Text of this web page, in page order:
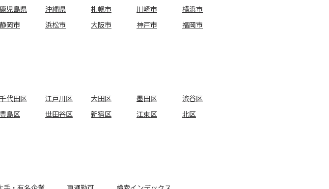
鹿児島県 沖縄県 札幌市 川崎市
横浜市
静岡市 浜松市 大阪市 神戸市
福岡市
千代田区 江戸川区 大田区 墨田区
渋谷区
豊島区 世田谷区 新宿区 江東区
北区